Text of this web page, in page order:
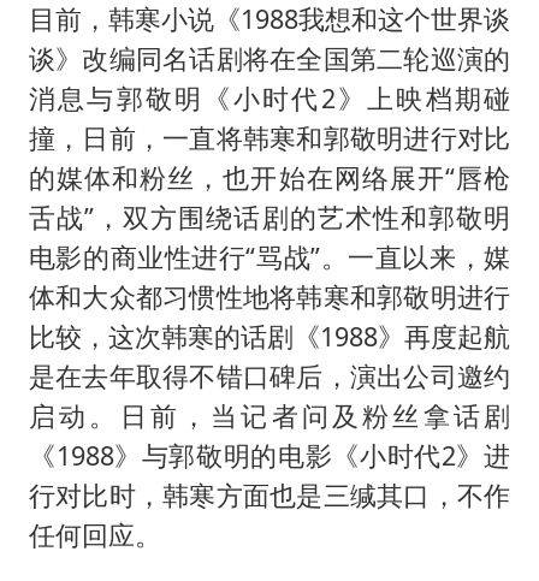
总书记关心百姓身边这些民生大事
目前，韩寒小说《1988我想和这个世界谈
谈》改编同名话剧将在全国第二轮巡演的
消息与郭敬明《小时代2》上映档期碰
撞，日前，一直将韩寒和郭敬明进行对比
的媒体和粉丝，也开始在网络展开“唇枪
舌战”，双方围绕话剧的艺术性和郭敬明
电影的商业性进行“骂战”。一直以来，媒
体和大众都习惯性地将韩寒和郭敬明进行
比较，这次韩寒的话剧《1988》再度起航
是在去年取得不错口碑后，演出公司邀约
启动。日前，当记者问及粉丝拿话剧
《1988》与郭敬明的电影《小时代2》进
行对比时，韩寒方面也是三缄其口，不作
任何回应。